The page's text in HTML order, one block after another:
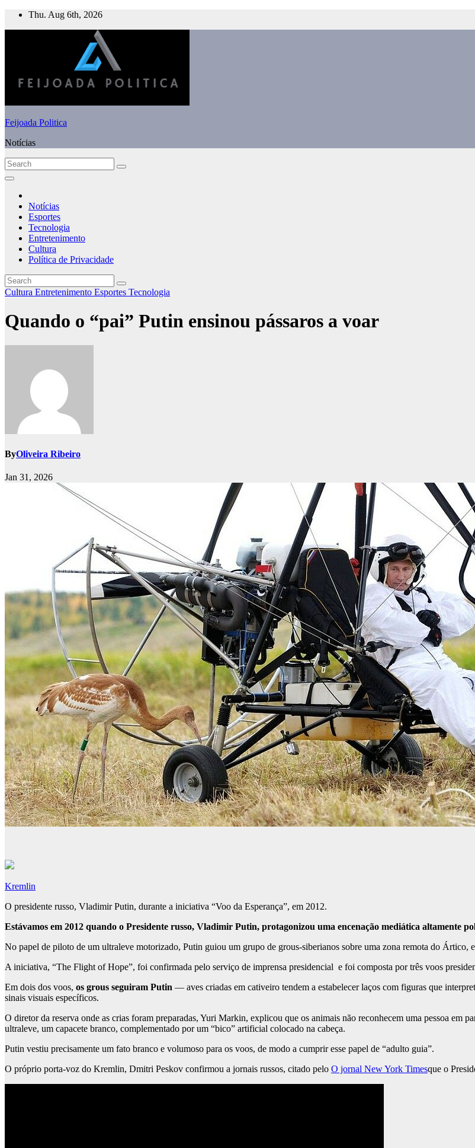
Skip
Thu. Aug 6th, 2026
Feijoada Politica
Notícias
Notícias
Esportes
Tecnologia
Entretenimento
Cultura
Política de Privacidade
Cultura Entretenimento Esportes Tecnologia
Quando o “pai” Putin ensinou pássaros a voar
ByOliveira Ribeiro
Jan 31, 2026
Kremlin
O presidente russo, Vladimir Putin, durante a iniciativa “Voo da Esperança”, em 2012.
Estávamos em 2012 quando o Presidente russo, Vladimir Putin, protagonizou uma encenação mediática altamente
No papel de piloto de um ultraleve motorizado, Putin guiou um grupo de grous-siberianos sobre uma zona remota do Ártico,
A iniciativa, “The Flight of Hope”, foi confirmada pelo serviço de imprensa presidencial e foi composta por três voos
Em dois dos voos, os grous seguiram Putin — aves criadas em cativeiro tendem a estabelecer laços com figuras que
sinais visuais específicos.
O diretor da reserva onde as crias foram preparadas, Yuri Markin, explicou que os animais não reconhecem uma pessoa em
ultraleve, um capacete branco, complementado por um “bico” artificial colocado na cabeça.
Putin vestiu precisamente um fato branco e volumoso para os voos, de modo a cumprir esse papel de “adulto guia”.
O próprio porta-voz do Kremlin, Dmitri Peskov confirmou a jornais russos, citado pelo O jornal New York Timesque o